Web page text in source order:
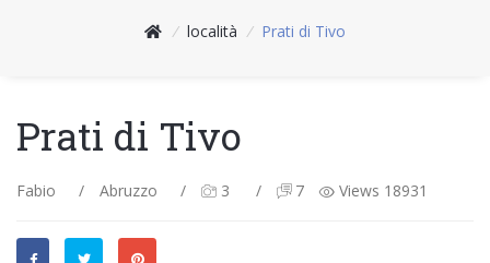
/ località / Prati di Tivo
Prati di Tivo
Fabio / Abruzzo / 3 / 7 Views 18931